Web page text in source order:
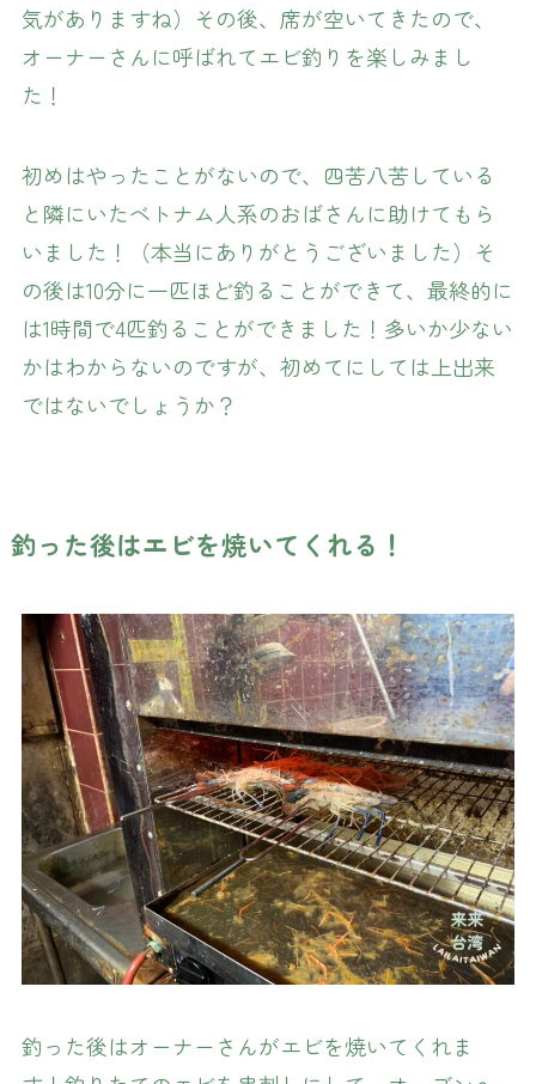
気がありますね）その後、席が空いてきたので、
オーナーさんに呼ばれてエビ釣りを楽しみまし
た！
初めはやったことがないので、四苦八苦している
と隣にいたベトナム人系のおばさんに助けてもら
いました！（本当にありがとうございました）そ
の後は10分に一匹ほど釣ることができて、最終的に
は1時間で4匹釣ることができました！多いか少ない
かはわからないのですが、初めてにしては上出来
ではないでしょうか？
釣った後はエビを焼いてくれる！
釣った後はオーナーさんがエビを焼いてくれま